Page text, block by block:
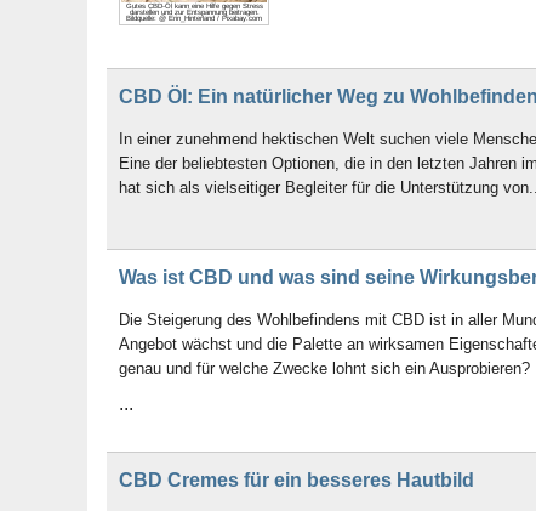
Gutes CBD-Öl kann eine Hilfe gegen Stress
darstellen und zur Entspannung beitragen.
Bildquelle: @ Erin_Hinterland / Pixabay.com
CBD Öl: Ein natürlicher Weg zu
In einer zunehmend hektischen Welt suchen viele
Eine der beliebtesten Optionen, die in den letzten Jahren
hat sich als vielseitiger Begleiter für die Unterstützung
Was ist CBD und was sind seine
Die Steigerung des Wohlbefindens mit CBD ist in aller
Angebot wächst und die Palette an wirksamen
genau und für welche Zwecke lohnt sich ein Ausprobieren?
...
CBD Cremes für ein besseres Hautbild